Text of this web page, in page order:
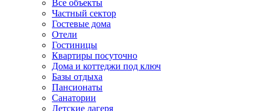
Все объекты
Частный сектор
Гостевые дома
Отели
Гостиницы
Квартиры посуточно
Дома и коттеджи под ключ
Базы отдыха
Пансионаты
Санатории
Детские лагеря